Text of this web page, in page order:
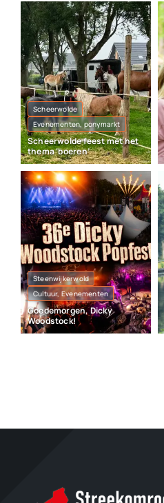
Scheerwolde
Evenementen, ponymarkt
Scheerwolde feest met het
thema ‘boeren’
Steenwijkerwold
Cultuur, Evenementen
Goedemorgen, Dicky
Woodstock!